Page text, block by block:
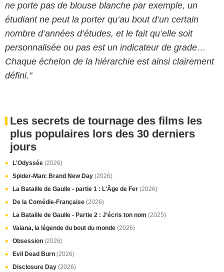
ne porte pas de blouse blanche par exemple, un
étudiant ne peut la porter qu’au bout d’un certain
nombre d’années d’études, et le fait qu’elle soit
personnalisée ou pas est un indicateur de grade…
Chaque échelon de la hiérarchie est ainsi clairement
défini."
Les secrets de tournage des films les
plus populaires lors des 30 derniers
jours
L'Odyssée (2026)
Spider-Man: Brand New Day (2026)
La Bataille de Gaulle - partie 1 : L'Âge de Fer (2026)
De la Comédie-Française (2026)
La Bataille de Gaulle - Partie 2 : J’écris ton nom (2025)
Vaiana, la légende du bout du monde (2026)
Obsession (2026)
Evil Dead Burn (2026)
Disclosure Day (2026)